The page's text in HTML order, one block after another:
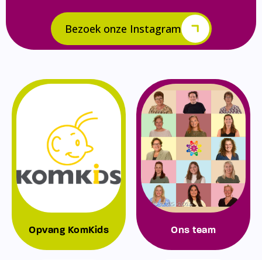
Bezoek onze Instagram
Opvang KomKids Ons team